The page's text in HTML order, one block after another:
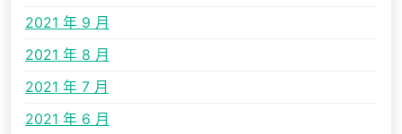
2021 年 9 月
2021 年 8 月
2021 年 7 月
2021 年 6 月